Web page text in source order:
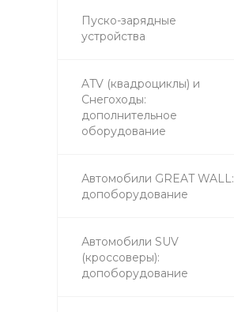
Пуско-зарядные
устройства
ATV (квадроциклы) и
Снегоходы:
дополнительное
оборудование
Автомобили GREAT WALL:
допоборудование
Автомобили SUV
(кроссоверы):
допоборудование